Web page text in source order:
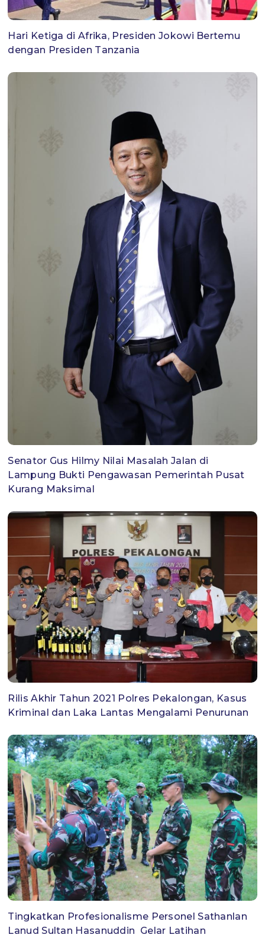
Hari Ketiga di Afrika, Presiden Jokowi Bertemu
dengan Presiden Tanzania
Senator Gus Hilmy Nilai Masalah Jalan di
Lampung Bukti Pengawasan Pemerintah Pusat
Kurang Maksimal
Rilis Akhir Tahun 2021 Polres Pekalongan, Kasus
Kriminal dan Laka Lantas Mengalami Penurunan
Tingkatkan Profesionalisme Personel Sathanlan
Lanud Sultan Hasanuddin Gelar Latihan